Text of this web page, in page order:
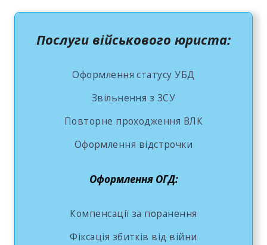
Послуги військового юриста:
Оформлення статусу УБД
Звільнення з ЗСУ
Повторне проходження ВЛК
Оформлення відстрочки
Оформлення ОГД:
Компенсації за поранення
Фіксація збитків від війни